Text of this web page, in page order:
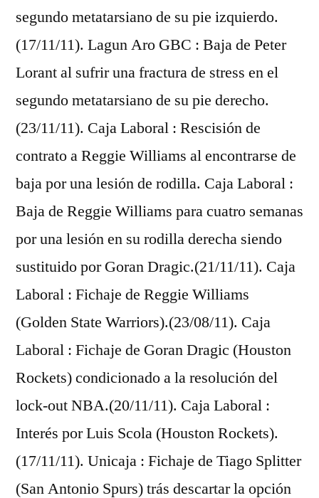
segundo metatarsiano de su pie izquierdo.
(17/11/11). Lagun Aro GBC : Baja de Peter
Lorant al sufrir una fractura de stress en el
segundo metatarsiano de su pie derecho.
(23/11/11). Caja Laboral : Rescisión de
contrato a Reggie Williams al encontrarse de
baja por una lesión de rodilla. Caja Laboral :
Baja de Reggie Williams para cuatro semanas
por una lesión en su rodilla derecha siendo
sustituido por Goran Dragic.(21/11/11). Caja
Laboral : Fichaje de Reggie Williams
(Golden State Warriors).(23/08/11). Caja
Laboral : Fichaje de Goran Dragic (Houston
Rockets) condicionado a la resolución del
lock-out NBA.(20/11/11). Caja Laboral :
Interés por Luis Scola (Houston Rockets).
(17/11/11). Unicaja : Fichaje de Tiago Splitter
(San Antonio Spurs) trás descartar la opción